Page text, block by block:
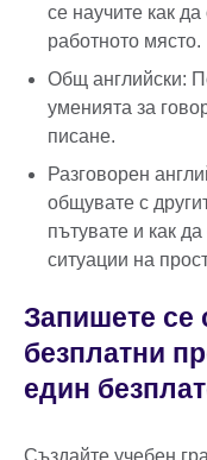
се научите как
работното място.
Общ английски:
уменията за
писане.
Разговорен
общувате с
пътувате и как
ситуации на
Запишете се
безплатни
един